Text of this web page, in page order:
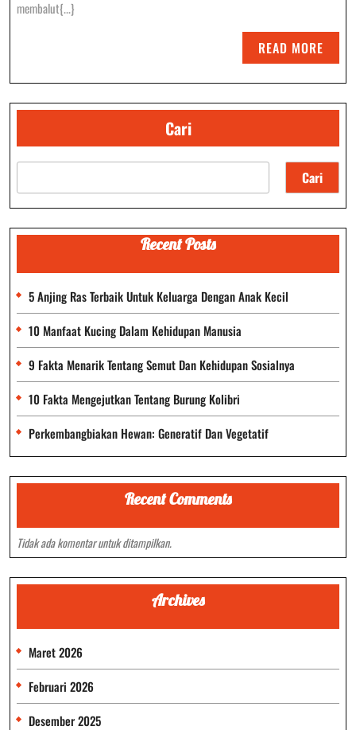
Yang
membalut{...}
READ MORE
MORE
Cari
Cari
Recent Posts
5 Anjing Ras Terbaik Untuk Keluarga Dengan Anak Kecil
10 Manfaat Kucing Dalam Kehidupan Manusia
9 Fakta Menarik Tentang Semut Dan Kehidupan Sosialnya
10 Fakta Mengejutkan Tentang Burung Kolibri
Perkembangbiakan Hewan: Generatif Dan Vegetatif
Recent Comments
Tidak ada komentar untuk ditampilkan.
Archives
Maret 2026
Februari 2026
Desember 2025